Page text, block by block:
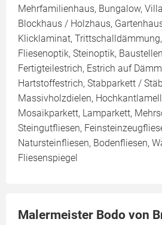
Mehrfamilienhaus, Bungalow,
Blockhaus / Holzhaus,
Klicklaminat,
Fliesenoptik, Steinoptik,
Fertigteilestrich, Estrich auf
Hartstoffestrich, Stabparkett /
Massivholzdielen,
Mosaikparkett, Lamparkett,
Steingutfliesen,
Natursteinfliesen, Bodenfliesen,
Fliesenspiegel
Malermeister Bodo von